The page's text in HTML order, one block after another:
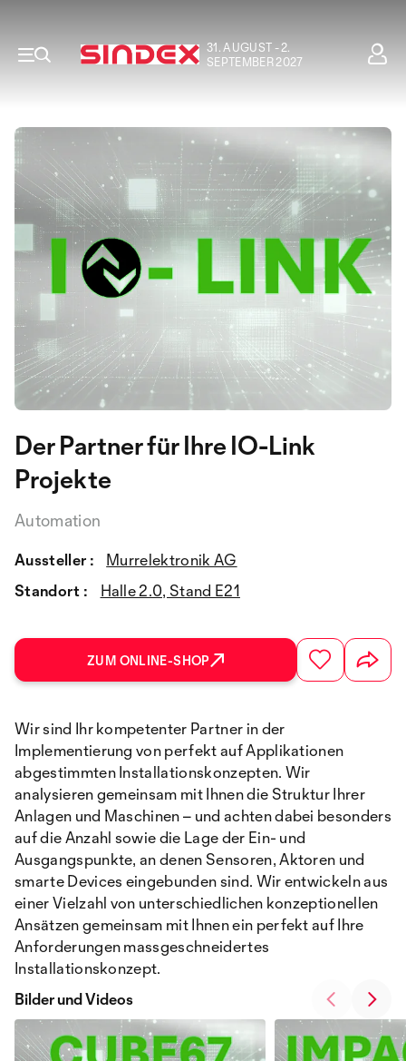
31. AUGUST - 2.
SEPTEMBER 2027
Der Partner für Ihre IO-Link
Projekte
Automation
Aussteller :
Murrelektronik AG
Standort :
Halle 2.0, Stand E21
ZUM ONLINE-SHOP
Wir sind Ihr kompetenter Partner in der
Implementierung von perfekt auf Applikationen
abgestimmten Installationskonzepten. Wir
analysieren gemeinsam mit Ihnen die Struktur Ihrer
Anlagen und Maschinen – und achten dabei besonders
auf die Anzahl sowie die Lage der Ein- und
Ausgangspunkte, an denen Sensoren, Aktoren und
smarte Devices eingebunden sind. Wir entwickeln aus
einer Vielzahl von unterschiedlichen konzeptionellen
Ansätzen gemeinsam mit Ihnen ein perfekt auf Ihre
Anforderungen massgeschneidertes
Installationskonzept.
Bilder und Videos